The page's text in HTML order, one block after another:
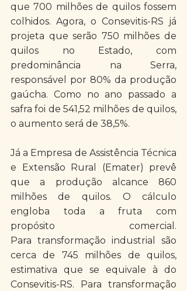
que 700 milhões de quilos fossem
colhidos. Agora, o Consevitis-RS já
projeta que serão 750 milhões de
quilos no Estado, com
predominância na Serra,
responsável por 80% da produção
gaúcha. Como no ano passado a
safra foi de 541,52 milhões de quilos,
o aumento será de 38,5%.
Já a Empresa de Assistência Técnica
e Extensão Rural (Emater) prevê
que a produção alcance 860
milhões de quilos. O cálculo
engloba toda a fruta com
propósito comercial.
Para transformação industrial são
cerca de 745 milhões de quilos,
estimativa que se equivale à do
Consevitis-RS. Para transformação